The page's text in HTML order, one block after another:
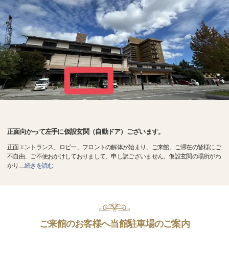
正面向かって左手に仮設玄関（自動ドア）ございます。
正面エントランス、ロビー、フロントの解体が始まり、ご来館、ご滞在の皆様にご
不自由、ご不便おかけしておりまして、申し訳ございません。仮設玄関の場所がわ
かり …続きを読む
ご来館のお客様へ当館駐車場のご案内